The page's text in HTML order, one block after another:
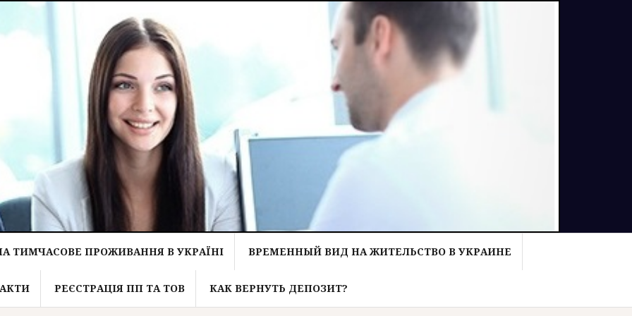
ТИМЧАСОВЕ ПРОЖИВАННЯ В УКРАЇНІ ВРЕМЕННЫЙ ВИД НА ЖИТЕЛЬСТВО В УКРАИНЕ
РЕЄСТРАЦІЯ ПП ТА ТОВ КАК ВЕРНУТЬ ДЕПОЗИТ?